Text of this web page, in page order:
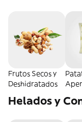
Frutos Secos y
Deshidratados
Helados y